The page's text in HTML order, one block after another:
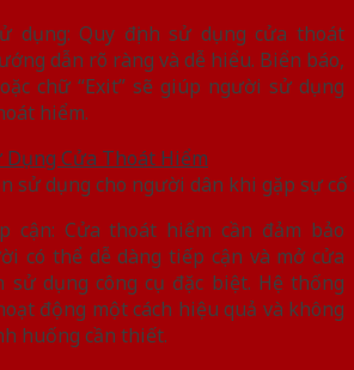
dụng: Quy định sử dụng cửa thoát
dẫn rõ ràng và dễ hiểu. Biển báo,
chữ “Exit” sẽ giúp người sử dụng
hiểm.
sử dụng cho người dân khi gặp sự cố
cận: Cửa thoát hiểm cần đảm bảo
có thể dễ dàng tiếp cận và mở cửa
sử dụng công cụ đặc biệt. Hệ thống
động một cách hiệu quả và không
huống cần thiết.